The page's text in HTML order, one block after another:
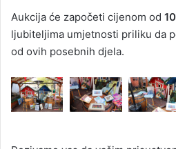
Aukcija će započeti cijenom od
ljubiteljima umjetnosti priliku da
od ovih posebnih djela.